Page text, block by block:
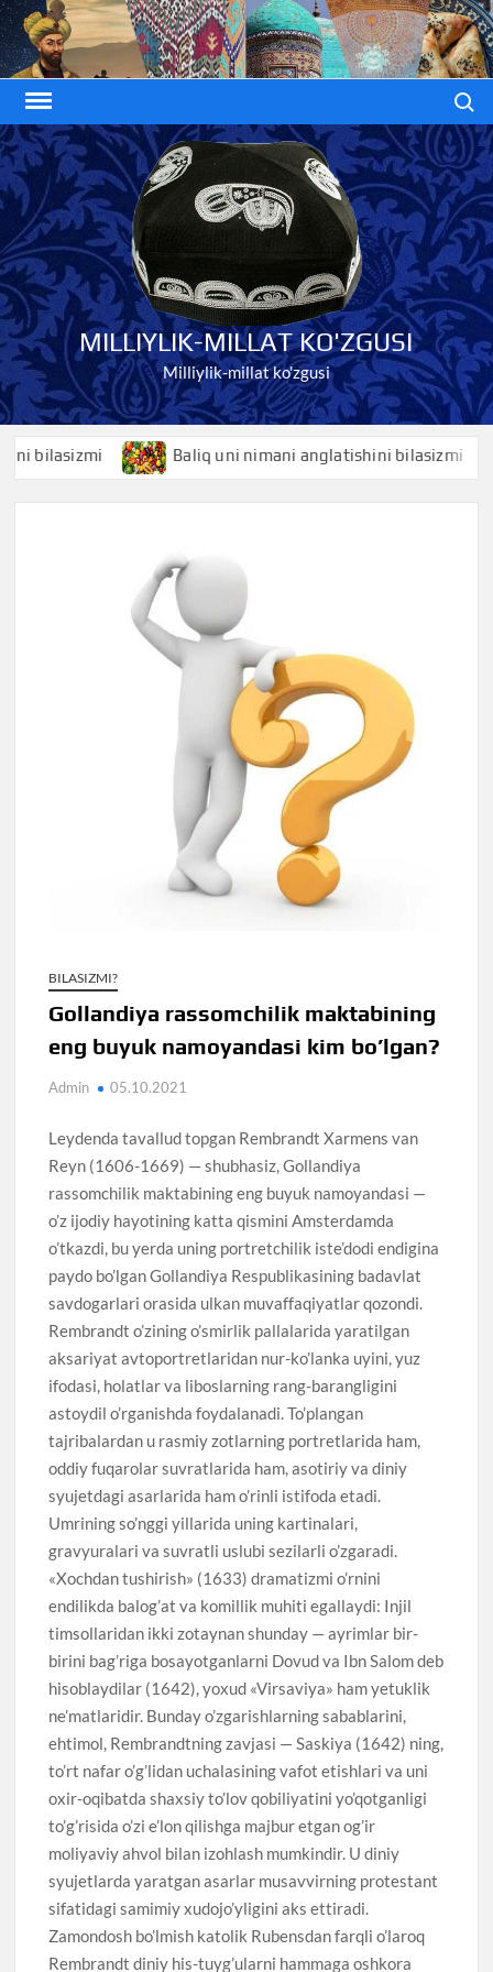
Skip
to
content
MILLIYLIK-MILLAT KO'ZGUSI
Milliylik-millat ko'zgusi
Baliq uni nimani anglatishini bilasizmi
BILASIZMI?
Gollandiya rassomchilik maktabining
eng buyuk namoyandasi kim bo’lgan?
Admin 05.10.2021
Leydenda tavallud topgan Rembrandt Xarmens van
Reyn (1606-1669) — shubhasiz, Gollandiya
rassomchilik maktabining eng buyuk namoyandasi —
o’z ijodiy hayotining katta qismini Amsterdamda
o’tkazdi, bu yerda uning portretchilik iste’dodi endigina
paydo bo’lgan Gollandiya Respublikasining badavlat
savdogarlari orasida ulkan muvaffaqiyatlar qozondi.
Rembrandt o’zining o’smirlik pallalarida yaratilgan
aksariyat avtoportretlaridan nur-ko’lanka uyini, yuz
ifodasi, holatlar va liboslarning rang-barangligini
astoydil o’rganishda foydalanadi. To’plangan
tajribalardan u rasmiy zotlarning portretlarida ham,
oddiy fuqarolar suvratlarida ham, asotiriy va diniy
syujetdagi asarlarida ham o’rinli istifoda etadi.
Umrining so’nggi yillarida uning kartinalari,
gravyuralari va suvratli uslubi sezilarli o’zgaradi.
«Xochdan tushirish» (1633) dramatizmi o’rnini
endilikda balog’at va komillik muhiti egallaydi: Injil
timsollaridan ikki zotaynan shunday — ayrimlar bir-
birini bag’riga bosayotganlarni Dovud va Ibn Salom deb
hisoblaydilar (1642), yoxud «Virsaviya» ham yetuklik
ne’matlaridir. Bunday o’zgarishlarning sabablarini,
ehtimol, Rembrandtning zavjasi — Saskiya (1642) ning,
to’rt nafar o’g’lidan uchalasining vafot etishlari va uni
oxir-oqibatda shaxsiy to’lov qobiliyatini yo’qotganligi
to’g’risida o’zi e’lon qilishga majbur etgan og’ir
moliyaviy ahvol bilan izohlash mumkindir. U diniy
syujetlarda yaratgan asarlar musavvirning protestant
sifatidagi samimiy xudojo’yligini aks ettiradi.
Zamondosh bo’lmish katolik Rubensdan farqli o’laroq
Rembrandt diniy his-tuyg’ularni hammaga oshkora